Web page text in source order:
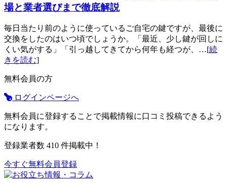
場と業者選びまで徹底解説
毎日当たり前のように使っているご自宅の鍵ですが、最後に
交換をしたのはいつ頃でしょうか。「最近、少し鍵が回しに
くい気がする」「引っ越してきてから何年も経つが、…[続
きを読む]
無料会員の方
ログインページへ
無料会員に登録することで掲載情報に口コミ投稿できるよう
になります。
登録業者数 410 件掲載中！
今すぐ無料会員登録